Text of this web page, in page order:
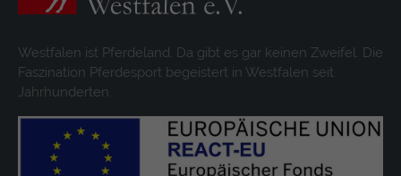
Westfalen ist Pferdeland. Da gibt es gar keinen Zweifel. Die
Faszination Pferdesport begeistert in Westfalen seit
Jahrhunderten.